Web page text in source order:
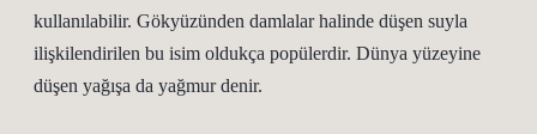
kullanılabilir. Gökyüzünden damlalar halinde düşen suyla
ilişkilendirilen bu isim oldukça popülerdir. Dünya yüzeyine
düşen yağışa da yağmur denir.